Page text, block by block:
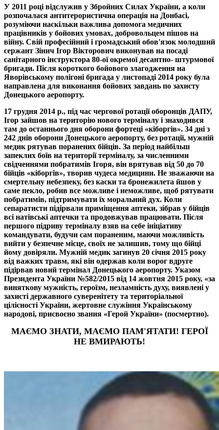
У 2011 році відслужив у Збройних Силах України, а коли
розпочалася антитерористична операція на Донбасі,
розуміючи наскільки важлива допомога медичних
працівників у бойових умовах, добровольцем пішов на
війну. Свій професійний і громадський обов'язок молодший
сержант Зінич Ігор Вікторович виконував на посаді
санітарного інструктора 80-ої окремої десантно- штурмової
бригади. Після короткого бойового злагодження на
Яворівському полігоні бригада у листопаді 2014 року була
направлена для виконання бойових завдань по захисту
Донецького аеропорту.
17 грудня 2014 р., під час чергової ротації оборонців ДАПУ,
Ігор зайшов на територію нового терміналу і знаходився
там до останнього дня оборони фортеці «кіборгів». 34 дні з
242 днів оборони Донецького аеропорту, без ротації, мужній
медик рятував поранених бійців. За період найбільш
запеклих боїв на території терміналу, за численними
свідченнями побратимів Ігоря, він врятував від 50 до 70
бійців «кіборгів», творив чудеса медицини. Не зважаючи на
смертельну небезпеку, без каски та бронежилета йшов у
саме пекло, робив все можливе і неможливе, щоб рятувати
побратимів, підтримувати їх моральний дух. Коли
сепаратисти підірвали приміщення аптеки, зібрав у бійців
всі натівські аптечки та продовжував працювати. Після
першого підриву терміналу взяв на себе ініціативу
командувати, будучи сам пораненим, маючи можливість
вийти у безпечне місце, своїх не залишив, тому що бійці
йому довіряли. Мужній медик загинув 20 січня 2015 року
від важких травм, які він одержав коли ворог вдруге
підірвав новий термінал Донецького аеропорту. Указом
Президента України №582/2015 від 14 жовтня 2015 року, «за
виняткову мужність, героїзм, незламність духу, виявлені у
захисті державного суверенітету та територіальної
цілісності України, жертовне служіння Українському
народові, присвоєно звания «Герой України» (посмертно).
МАЄМО ЗНАТИ, МАЄМО ПАМ'ЯТАТИ! ГЕРОЇ
НЕ ВМИРАЮТЬ!